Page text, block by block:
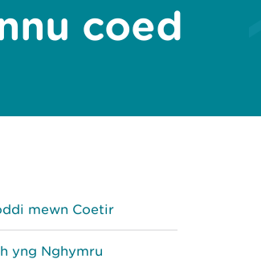
coed
mewn Coetir
yng Nghymru